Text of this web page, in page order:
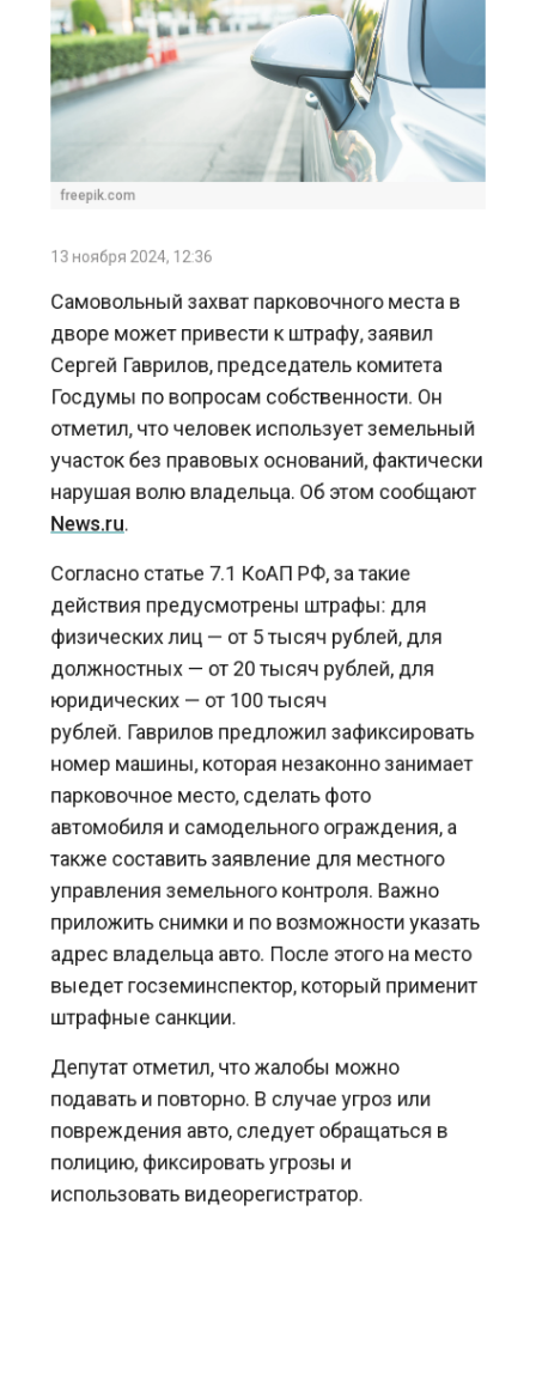
Самовольный захват парковочного места в
дворе может привести к штрафу, заявил
Сергей Гаврилов, председатель комитета
Госдумы по вопросам собственности. Он
отметил, что человек использует земельный
участок без правовых оснований, фактически
нарушая волю владельца. Об этом сообщают
News.ru.
действия предусмотрены штрафы: для
физических лиц — от 5 тысяч рублей, для
должностных — от 20 тысяч рублей, для
юридических — от 100 тысяч
рублей. Гаврилов предложил зафиксировать
номер машины, которая незаконно занимает
парковочное место, сделать фото
автомобиля и самодельного ограждения, а
также составить заявление для местного
управления земельного контроля. Важно
приложить снимки и по возможности указать
адрес владельца авто. После этого на место
выедет госземинспектор, который применит
штрафные санкции.
Депутат отметил, что жалобы можно
подавать и повторно. В случае угроз или
повреждения авто, следует обращаться в
полицию, фиксировать угрозы и
использовать видеорегистратор.